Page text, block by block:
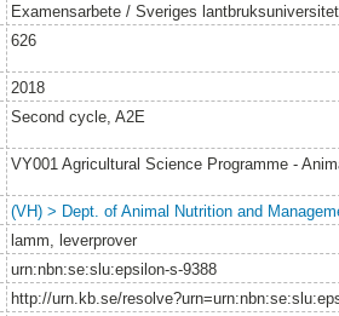
Examensarbete / Sveriges
626
2018
Second cycle, A2E
VY001 Agricultural Science Programme -
(VH) > Dept. of Animal Nutrition and
lamm, leverprover
urn:nbn:se:slu:epsilon-s-9388
http://urn.kb.se/